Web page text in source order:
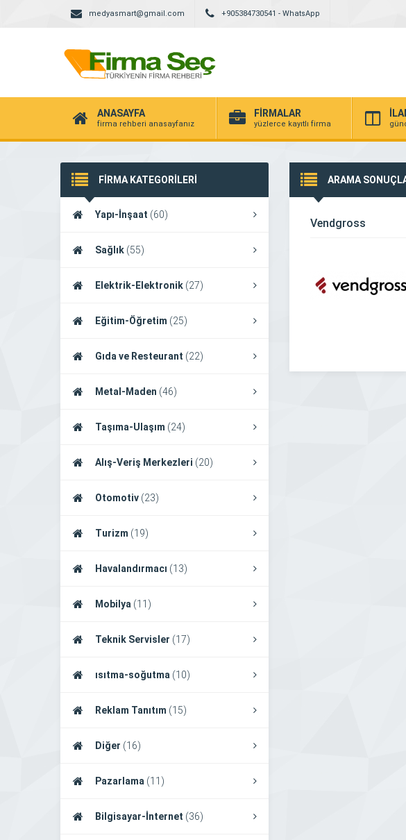
medyasmart@gmail.com +905384730541 - WhatsApp
ANASAYFA
firma rehberi anasayfanız
FİRMALAR
yüzlerce kayıtlı firma
FİRMA KATEGORİLERİ
Yapı-İnşaat (60)
Sağlık (55)
Elektrik-Elektronik (27)
Eğitim-Öğretim (25)
Gıda ve Resteurant (22)
Metal-Maden (46)
Taşıma-Ulaşım (24)
Alış-Veriş Merkezleri (20)
Otomotiv (23)
Turizm (19)
Havalandırmacı (13)
Mobilya (11)
Teknik Servisler (17)
ısıtma-soğutma (10)
Reklam Tanıtım (15)
Diğer (16)
Pazarlama (11)
Bilgisayar-İnternet (36)
ARAMA
Vendgross